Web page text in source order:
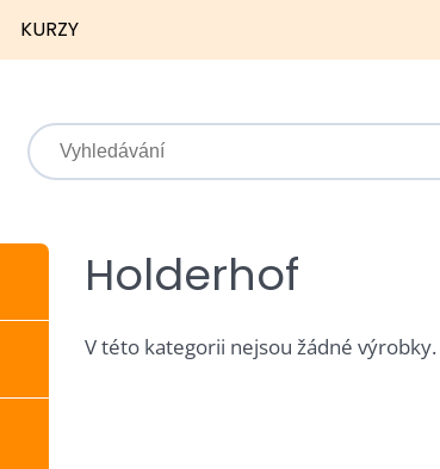
KURZY
Holderhof
V této kategorii nejsou žádné výrobky.